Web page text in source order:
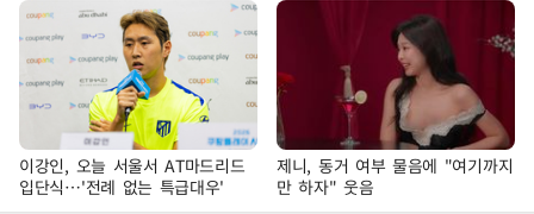
이강인, 오늘 서울서 AT마드리드
입단식…'전례 없는 특급대우'
제니, 동거 여부 물음에 "여기까지
만 하자" 웃음